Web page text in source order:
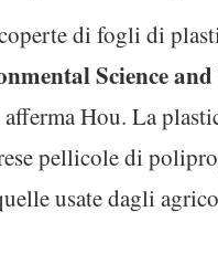
di fogli di
Science
Hou. La
pellicole di
usate dagli